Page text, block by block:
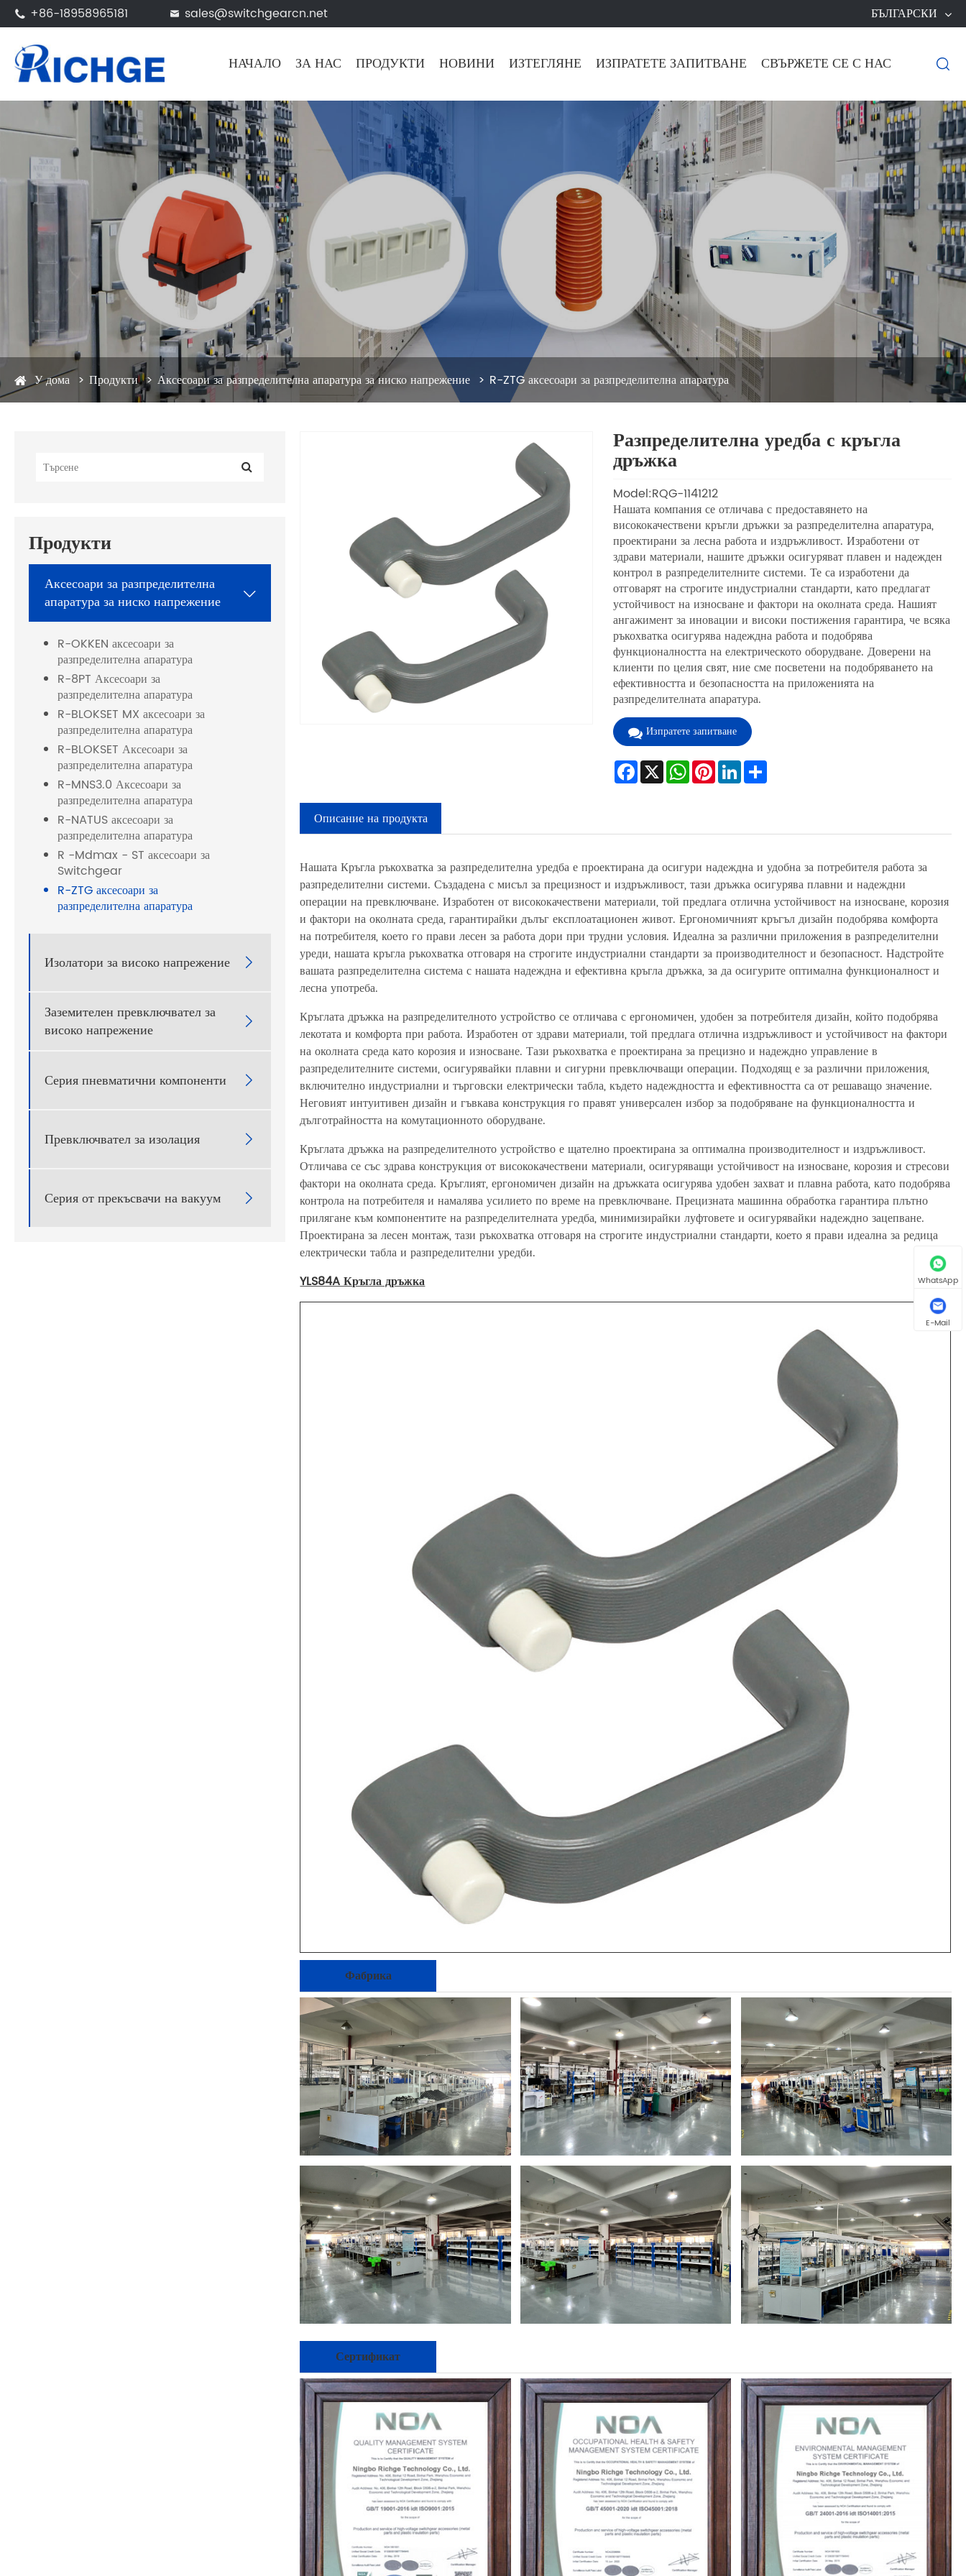
 +86-18958965181  sales@switchgearcn.net БЪЛГАРСКИ
НАЧАЛО ЗА НАС ПРОДУКТИ НОВИНИ ИЗТЕГЛЯНЕ ИЗПРАТЕТЕ ЗАПИТВАНЕ СВЪРЖЕТЕ СЕ С НАС 
У дома Продукти Аксесоари за разпределителна апаратура за ниско напрежение R-ZTG аксесоари за разпределителна апаратура
Продукти
Аксесоари за разпределителна
апаратура за ниско напрежение

R-OKKEN аксесоари за
разпределителна апаратура
R-8PT Аксесоари за
разпределителна апаратура
R-BLOKSET MX аксесоари за
разпределителна апаратура
R-BLOKSET Аксесоари за
разпределителна апаратура
R-MNS3.0 Аксесоари за
разпределителна апаратура
R-NATUS аксесоари за
разпределителна апаратура
R -Mdmax - ST аксесоари за
Switchgear
R-ZTG аксесоари за
разпределителна апаратура
Изолатори за високо напрежение 
Заземителен превключвател за
високо напрежение

Серия пневматични компоненти 
Превключвател за изолация 
Серия от прекъсвачи на вакуум 
Разпределителна уредба с кръгла
дръжка
Model:RQG-1141212
Нашата компания се отличава с предоставянето на
висококачествени кръгли дръжки за разпределителна апаратура,
проектирани за лесна работа и издръжливост. Изработени от
здрави материали, нашите дръжки осигуряват плавен и надежден
контрол в разпределителните системи. Те са изработени да
отговарят на строгите индустриални стандарти, като предлагат
устойчивост на износване и фактори на околната среда. Нашият
ангажимент за иновации и високи постижения гарантира, че всяка
ръкохватка осигурява надеждна работа и подобрява
функционалността на електрическото оборудване. Доверени на
клиенти по целия свят, ние сме посветени на подобряването на
ефективността и безопасността на приложенията на
разпределителната апаратура.
Изпратете запитване
Facebook
X WhatsApp
Pinterest
LinkedInShare
Описание на продукта
Нашата Кръгла ръкохватка за разпределителна уредба е проектирана да осигури надеждна и удобна за потребителя работа за
разпределителни системи. Създадена с мисъл за прецизност и издръжливост, тази дръжка осигурява плавни и надеждни
операции на превключване. Изработен от висококачествени материали, той предлага отлична устойчивост на износване, корозия
и фактори на околната среда, гарантирайки дълъг експлоатационен живот. Ергономичният кръгъл дизайн подобрява комфорта
на потребителя, което го прави лесен за работа дори при трудни условия. Идеална за различни приложения в разпределителни
уреди, нашата кръгла ръкохватка отговаря на строгите индустриални стандарти за производителност и безопасност. Надстройте
вашата разпределителна система с нашата надеждна и ефективна кръгла дръжка, за да осигурите оптимална функционалност и
лесна употреба.
Кръглата дръжка на разпределителното устройство се отличава с ергономичен, удобен за потребителя дизайн, който подобрява
лекотата и комфорта при работа. Изработен от здрави материали, той предлага отлична издръжливост и устойчивост на фактори
на околната среда като корозия и износване. Тази ръкохватка е проектирана за прецизно и надеждно управление в
разпределителните системи, осигурявайки плавни и сигурни превключващи операции. Подходящ е за различни приложения,
включително индустриални и търговски електрически табла, където надеждността и ефективността са от решаващо значение.
Неговият интуитивен дизайн и гъвкава конструкция го правят универсален избор за подобряване на функционалността и
дълготрайността на комутационното оборудване.
Кръглата дръжка на разпределителното устройство е щателно проектирана за оптимална производителност и издръжливост.
Отличава се със здрава конструкция от висококачествени материали, осигуряващи устойчивост на износване, корозия и стресови
фактори на околната среда. Кръглият, ергономичен дизайн на дръжката осигурява удобен захват и плавна работа, като подобрява
контрола на потребителя и намалява усилието по време на превключване. Прецизната машинна обработка гарантира плътно
прилягане към компонентите на разпределителната уредба, минимизирайки луфтовете и осигурявайки надеждно зацепване.
Проектирана за лесен монтаж, тази ръкохватка отговаря на строгите индустриални стандарти, което я прави идеална за редица
електрически табла и разпределителни уредби.
YLS84A Кръгла дръжка
Фабрика
Сертификат
WhatsApp
E-Mail